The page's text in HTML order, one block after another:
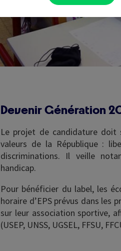
Devenir Génération
Le projet de candidature doit
valeurs de la République :
discriminations. Il veille
handicap.
Pour bénéficier du label, les
horaire d’EPS prévus dans les
sur leur association sportive,
(USEP, UNSS, UGSEL, FFSU,